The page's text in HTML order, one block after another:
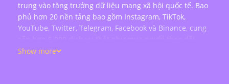
trung vào tăng trưởng dữ liệu mạng xã hội quốc tế. Bao
phủ hơn 20 nền tảng bao gồm Instagram, TikTok,
YouTube, Twitter, Telegram, Facebook và Binance, cung
cấp hơn 5.000 dịch vụ thật như mua người theo dõi,
lượt thích, bình luận, lượt xem, chia sẻ và tương tác
Show more